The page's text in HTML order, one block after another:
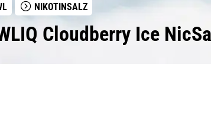
NIKOTINSALZ
Cloudberry Ice